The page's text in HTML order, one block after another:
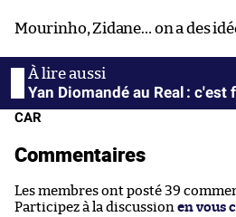
Mourinho, Zidane… on a des
Yan Diomandé au Real : c'est
CAR
Commentaires
Les membres ont posté 39
Participez à la discussion en vous